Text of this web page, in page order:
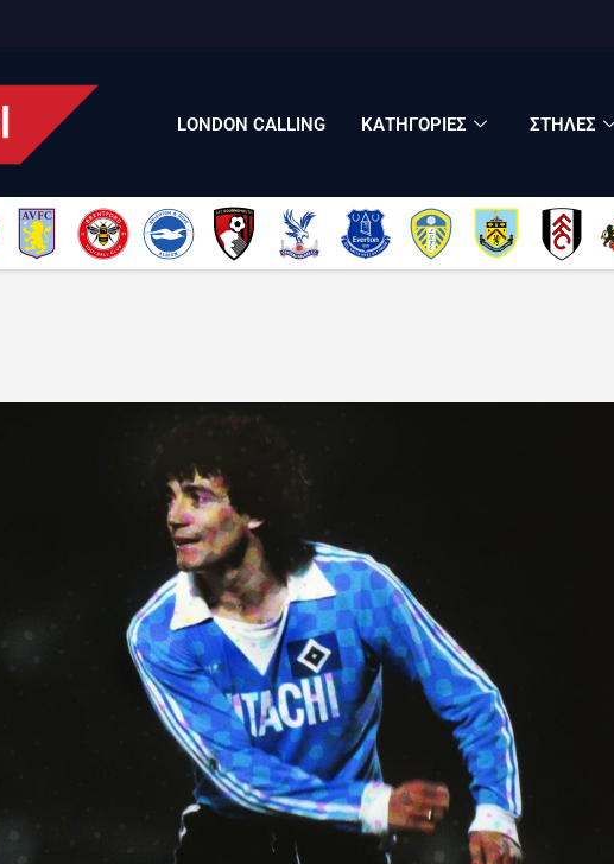
LONDON CALLING ΚΑΤΗΓΟΡΙΕΣ ΣΤΗΛΕΣ